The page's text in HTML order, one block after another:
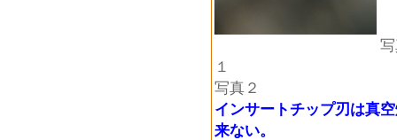
写
写真２
インサートチップ刃は真
来ない。